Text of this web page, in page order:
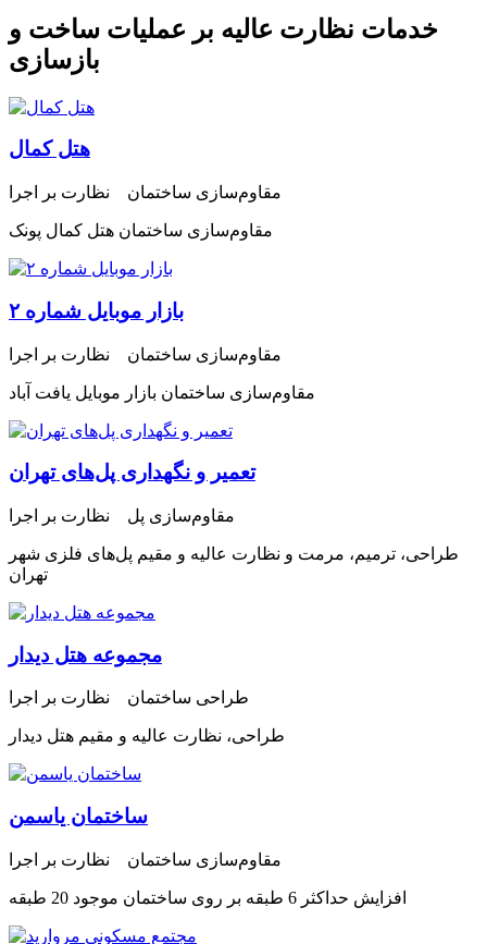
خدمات نظارت عالیه بر عملیات ساخت و
بازسازی
هتل کمال
مقاوم‌سازی ساختمان نظارت بر اجرا
مقاوم‌سازی ساختمان هتل کمال پونک
بازار موبایل شماره ۲
مقاوم‌سازی ساختمان نظارت بر اجرا
مقاوم‌سازی ساختمان بازار موبایل یافت آباد
تعمیر و نگهداری پل‌های تهران
مقاوم‌سازی پل نظارت بر اجرا
طراحی، ترمیم، مرمت و نظارت عالیه و مقیم پل‌های فلزی شهر
تهران
مجموعه هتل دیدار
طراحی ساختمان نظارت بر اجرا
طراحی، نظارت عالیه و مقیم هتل دیدار
ساختمان یاسمن
مقاوم‌سازی ساختمان نظارت بر اجرا
افزایش حداکثر 6 طبقه بر روی ساختمان موجود 20 طبقه